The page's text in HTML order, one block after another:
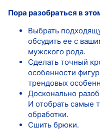
Пора разобраться в
Выбрать
обсудить ее с
мужского рода.
Сделать точный
особенности
трендовых
Досконально
И отобрать самые
обработки.
Сшить брюки.